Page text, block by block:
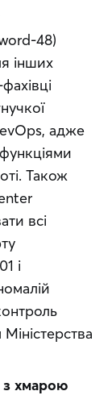
48)
інших
адже
Також
всі
і
з хмарою